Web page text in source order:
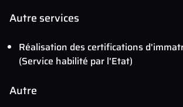
Autre services
Réalisation des certifications
(Service habilité par l'Etat)
Autre